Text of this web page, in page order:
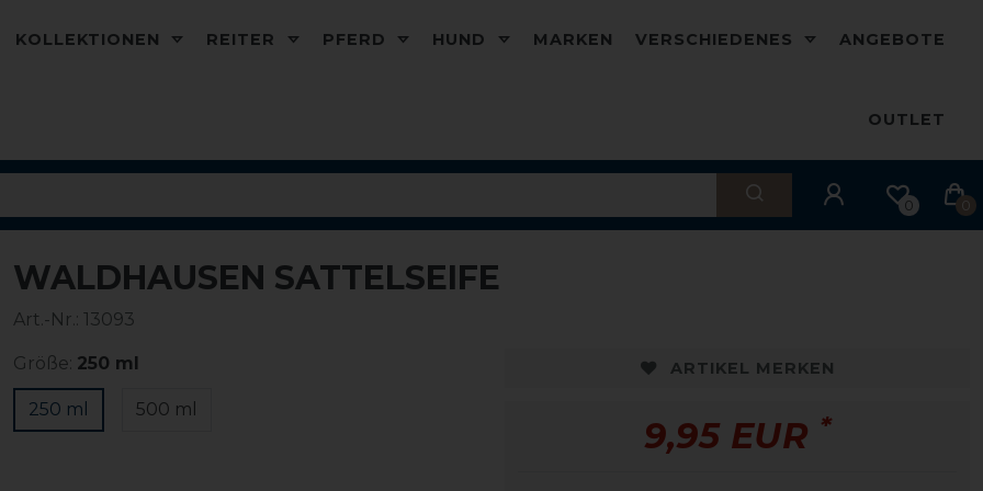
KOLLEKTIONEN REITER PFERD HUND MARKEN VERSCHIEDENES ANGEBOTE
OUTLET
0 0
WALDHAUSEN SATTELSEIFE
Art.-Nr.: 13093
Größe: 250 ml
250 ml 500 ml
ARTIKEL MERKEN
9,95 EUR *